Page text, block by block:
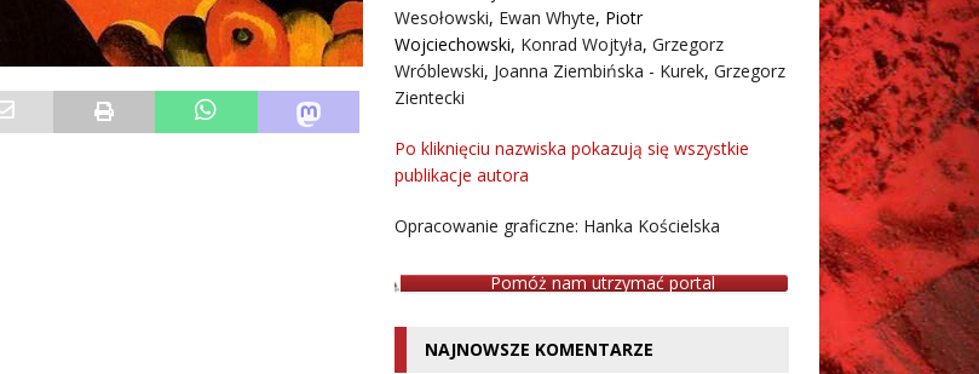
Wesołowski, Ewan Whyte, Piotr
Wojciechowski, Konrad Wojtyła, Grzegorz
Wróblewski, Joanna Ziembińska - Kurek, Grzegorz
Zientecki
Po kliknięciu nazwiska pokazują się wszystkie
publikacje autora
Opracowanie graficzne: Hanka Kościelska
Pomóż nam utrzymać portal
NAJNOWSZE KOMENTARZE